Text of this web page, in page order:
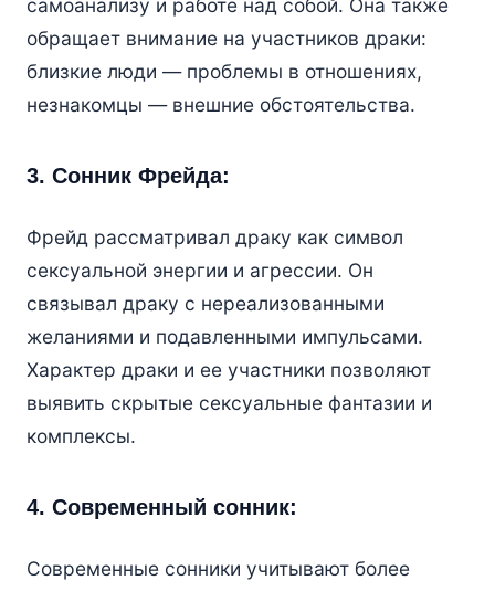
самоанализу и работе над собой. Она также
обращает внимание на участников драки:
близкие люди — проблемы в отношениях,
незнакомцы — внешние обстоятельства.
3. Сонник Фрейда:
Фрейд рассматривал драку как символ
сексуальной энергии и агрессии. Он
связывал драку с нереализованными
желаниями и подавленными импульсами.
Характер драки и ее участники позволяют
выявить скрытые сексуальные фантазии и
комплексы.
4. Современный сонник:
Современные сонники учитывают более